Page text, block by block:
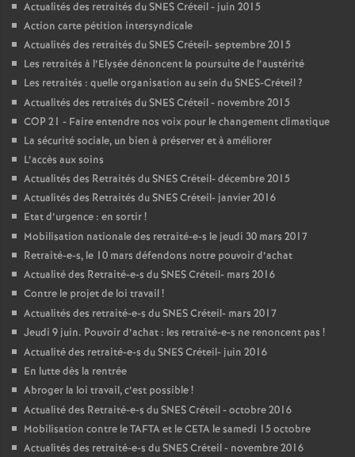
Actualités des retraités duSNESCréteil - juin 2015
Action carte pétition intersyndicale
Actualités des retraités duSNESCréteil- septembre 2015
Les retraités à l’Elysée dénoncent la poursuite de l’austérité
Les retraités : quelle organisation au sein duSNES-Créteil?
Actualités des retraités duSNESCréteil - novembre 2015
COP21 - Faire entendre nos voix pour le changement climatique
La sécurité sociale, un bien à préserver et à améliorer
L’accès aux soins
Actualités des Retraités duSNESCréteil- décembre 2015
Actualités des Retraités duSNESCréteil- janvier 2016
Etat d’urgence : en sortir!
Mobilisation nationale des retraité-e-s le jeudi 30 mars 2017
Retraité-e-s, le 10 mars défendons notre pouvoir d’achat
Actualité des Retraité-e-s duSNESCréteil- mars 2016
Contre le projet de loi travail!
Actualités des retraité-e-s duSNESCréteil- mars 2017
Jeudi 9 juin. Pouvoir d’achat : les retraité-e-s ne renoncent pas !
Actualité des retraité-e-s duSNESCréteil- juin 2016
En lutte dès la rentrée
Abroger la loi travail, c’est possible!
Actualité des Retraité-e-s duSNESCréteil - octobre 2016
Mobilisation contre leTAFTAet leCETA le samedi 15 octobre
Actualités des retraité-e-s duSNESCréteil - novembre 2016